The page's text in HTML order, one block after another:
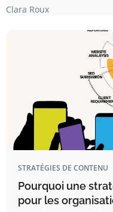
Clara Roux
STRATÉGIES DE CONTENU
Pourquoi une
pour les